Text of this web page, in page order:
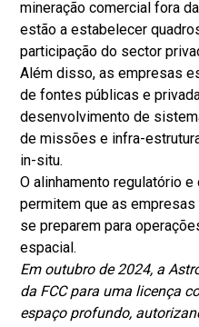
mineração comercial fora
estão a estabelecer
participação do sector
Além disso, as empresas
de fontes públicas e
desenvolvimento de
de missões e infra-
in-situ.
O alinhamento regulatório
permitem que as
se preparem para
espacial.
Em outubro de 2024, a
da FCC para uma licença
espaço profundo,